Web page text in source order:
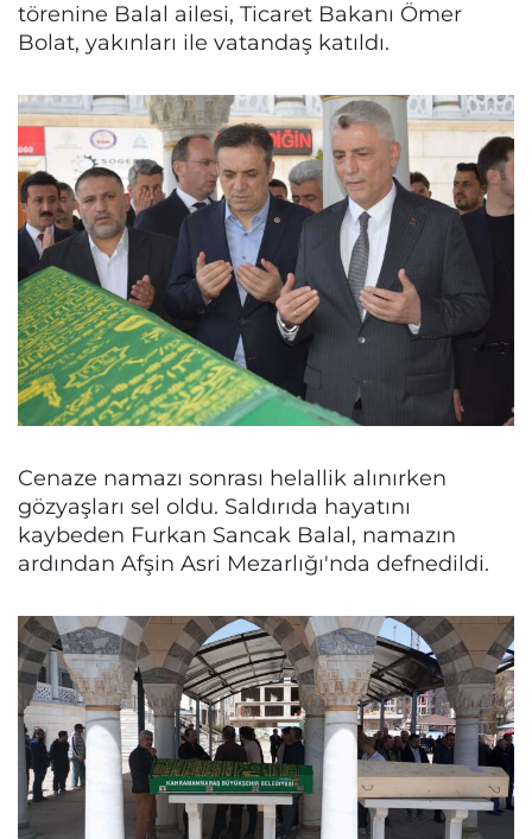
törenine Balal ailesi, Ticaret Bakanı Ömer
Bolat, yakınları ile vatandaş katıldı.
Cenaze namazı sonrası helallik alınırken
gözyaşları sel oldu. Saldırıda hayatını
kaybeden Furkan Sancak Balal, namazın
ardından Afşin Asri Mezarlığı'nda defnedildi.